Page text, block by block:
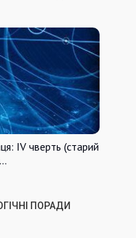
IV чверть (старий
ПОРАДИ